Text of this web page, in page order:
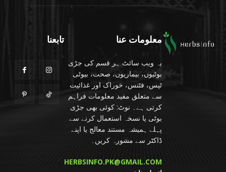
معلومات عنا
یہ ویب سائٹ ہر قسم کی جڑی
بوٹیوں، بیماریوں، صحت، بیوٹی
ٹپس، فٹنس، خوراک اور غذائیت
سے متعلق مفید معلومات فراہم
کرتی ہے۔ نوٹ: کوئی بھی جڑی
بوٹی یا نسخہ استعمال کرنے سے
پہلے ہمیشہ مستند معالج یا اپنے
ڈاکٹر سے مشورہ کریں۔
HERBSINFO.PK@GMAIL.COM
تابعنا